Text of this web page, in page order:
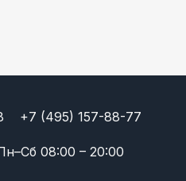
+7 (495) 157-88-77
08:00 – 20:00